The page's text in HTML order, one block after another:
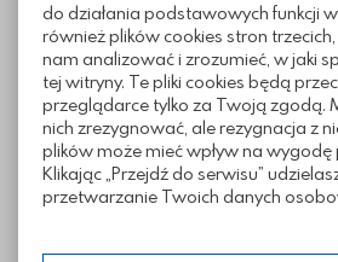
do działania podstawowych funkcji
również plików cookies stron
nam analizować i zrozumieć, w jaki
tej witryny. Te pliki cookies będą
przeglądarce tylko za Twoją zgodą.
nich zrezygnować, ale rezygnacja z
plików może mieć wpływ na
Klikając „Przejdź do serwisu”
przetwarzanie Twoich danych
Realizacje z
Rio